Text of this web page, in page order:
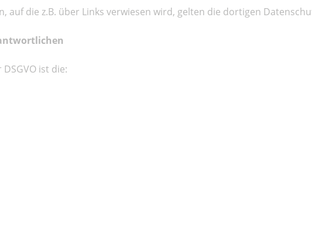
auf die z.B. über Links verwiesen wird, gelten die dortigen
ist die: